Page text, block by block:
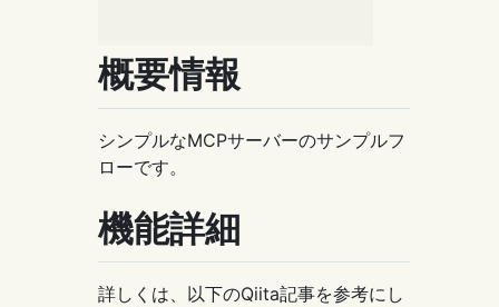
概要情報
シンプルなMCPサーバーのサンプルフ
ローです。
機能詳細
詳しくは、以下のQiita記事を参考にし